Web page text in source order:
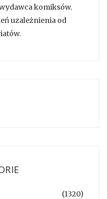
komiksów.
uzależnienia od
(1320)